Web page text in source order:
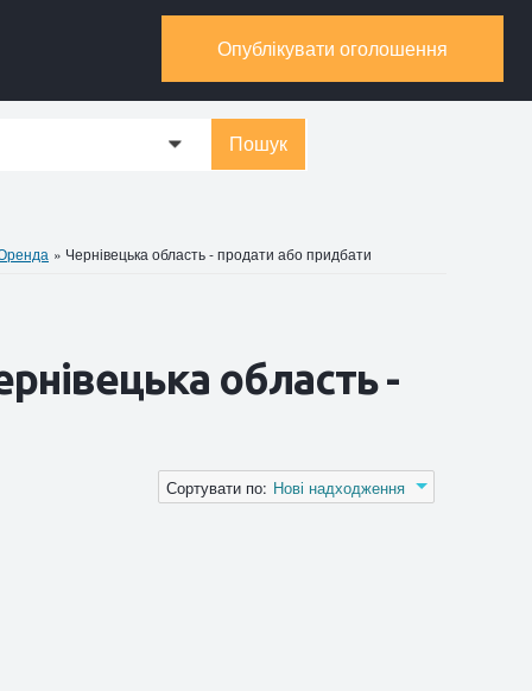
Опублікувати оголошення
0 Пошук
» Чернівецька область - продати або придбати
область -
Сортувати по: Нові надходження